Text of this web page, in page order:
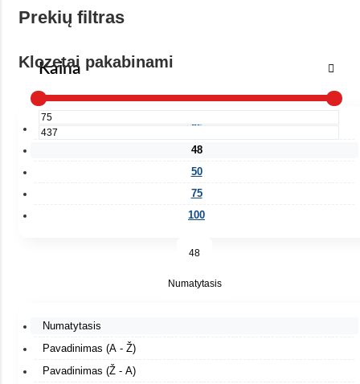
Prekių filtras
Kaina
Klozetai pakabinami
25
48
50
75
100
48
Numatytasis
Numatytasis
Pavadinimas (A - Ž)
Pavadinimas (Ž - A)